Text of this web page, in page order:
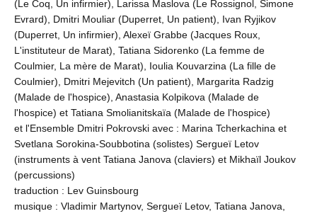
(Le Coq, Un infirmier), Larissa Maslova (Le Rossignol, Simone
Evrard), Dmitri Mouliar (Duperret, Un patient), Ivan Ryjikov
(Duperret, Un infirmier), Alexeï Grabbe (Jacques Roux,
L'instituteur de Marat), Tatiana Sidorenko (La femme de
Coulmier, La mère de Marat), Ioulia Kouvarzina (La fille de
Coulmier), Dmitri Mejevitch (Un patient), Margarita Radzig
(Malade de l'hospice), Anastasia Kolpikova (Malade de
l'hospice) et Tatiana Smolianitskaïa (Malade de l'hospice)
et l'Ensemble Dmitri Pokrovski avec : Marina Tcherkachina et
Svetlana Sorokina-Soubbotina (solistes) Sergueï Letov
(instruments à vent Tatiana Janova (claviers) et Mikhaïl Joukov
(percussions)
traduction : Lev Guinsbourg
musique : Vladimir Martynov, Sergueï Letov, Tatiana Janova,